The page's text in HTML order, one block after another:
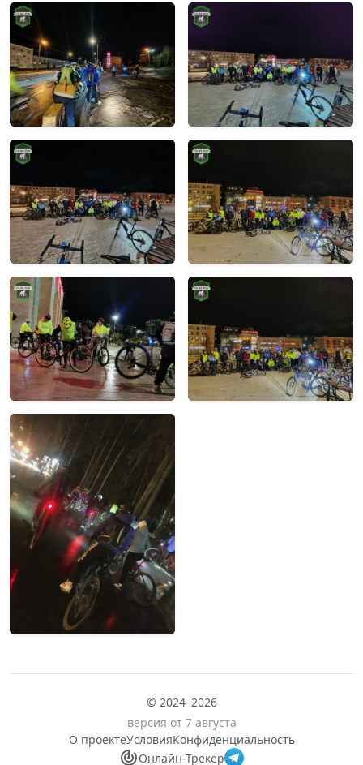
© 2024–2026
версия от 7 августа
О проектеУсловияКонфиденциальность
Онлайн-Трекер